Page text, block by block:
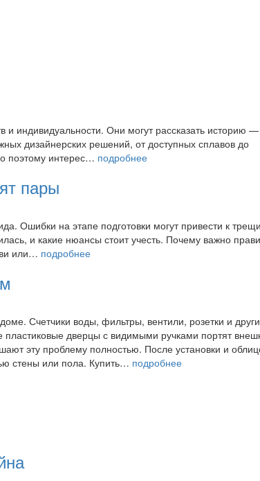
и индивидуальности. Они могут рассказать историю
дизайнерских решений, от доступных сплавов до
поэтому интерес… подробнее
пары
Ошибки на этапе подготовки могут привести к
и какие нюансы стоит учесть. Почему важно
или… подробнее
Счетчики воды, фильтры, вентили, розетки и
пластиковые дверцы с видимыми ручками портят
эту проблему полностью. После установки и
стены или пола. Купить… подробнее